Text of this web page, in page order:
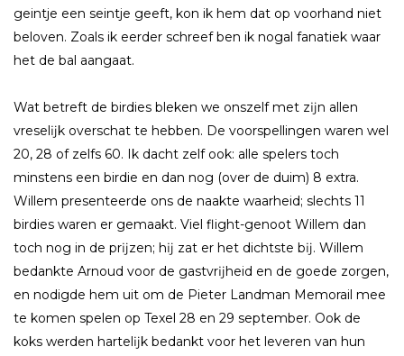
geintje een seintje geeft, kon ik hem dat op voorhand niet
beloven. Zoals ik eerder schreef ben ik nogal fanatiek waar
het de bal aangaat.
Wat betreft de birdies bleken we onszelf met zĳn allen
vreselĳk overschat te hebben. De voorspellingen waren wel
20, 28 of zelfs 60. Ik dacht zelf ook: alle spelers toch
minstens een birdie en dan nog (over de duim) 8 extra.
Willem presenteerde ons de naakte waarheid; slechts 11
birdies waren er gemaakt. Viel flight-genoot Willem dan
toch nog in de prĳzen; hĳ zat er het dichtste bĳ. Willem
bedankte Arnoud voor de gastvrĳheid en de goede zorgen,
en nodigde hem uit om de Pieter Landman Memorail mee
te komen spelen op Texel 28 en 29 september. Ook de
koks werden hartelĳk bedankt voor het leveren van hun